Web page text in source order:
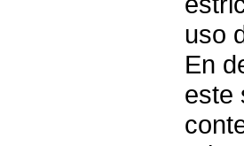
uso
En
este